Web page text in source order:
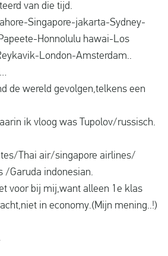
van die tijd.
Singapore-jakarta-Sydney-
Honnolulu hawai-Los
London-Amsterdam..
de wereld gevolgen,telkens een
ik vloog was Tupolov/russisch.
Thai air/singapore airlines/
/Garuda indonesian.
voor bij mij,want alleen 1e klas
in economy.(Mijn mening..!)